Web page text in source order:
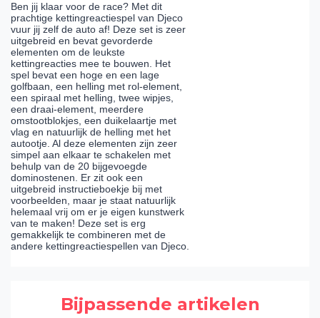
Ben jij klaar voor de race? Met dit
prachtige kettingreactiespel van Djeco
vuur jij zelf de auto af! Deze set is zeer
uitgebreid en bevat gevorderde
elementen om de leukste
kettingreacties mee te bouwen. Het
spel bevat een hoge en een lage
golfbaan, een helling met rol-element,
een spiraal met helling, twee wipjes,
een draai-element, meerdere
omstootblokjes, een duikelaartje met
vlag en natuurlijk de helling met het
autootje. Al deze elementen zijn zeer
simpel aan elkaar te schakelen met
behulp van de 20 bijgevoegde
dominostenen. Er zit ook een
uitgebreid instructieboekje bij met
voorbeelden, maar je staat natuurlijk
helemaal vrij om er je eigen kunstwerk
van te maken! Deze set is erg
gemakkelijk te combineren met de
andere kettingreactiespellen van Djeco.
Bijpassende artikelen